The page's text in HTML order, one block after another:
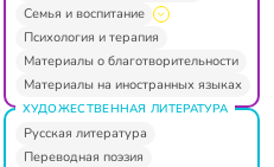
Семья и воспитание
Психология и терапия
Материалы о благотворительности
Материалы на иностранных языках
ХУДОЖЕСТВЕННАЯ ЛИТЕРАТУРА
Русская литература
Переводная поэзия